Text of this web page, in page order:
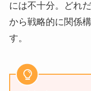
には不十分。どれ
から戦略的に関係
す。